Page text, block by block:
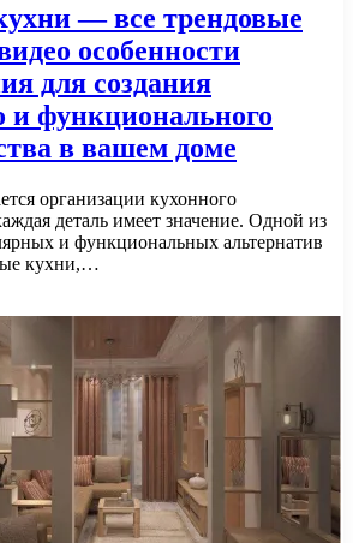
— все трендовые
особенности
для создания
и функционального
в вашем доме
организации кухонного
деталь имеет значение. Одной из
и функциональных альтернатив
кухни,…